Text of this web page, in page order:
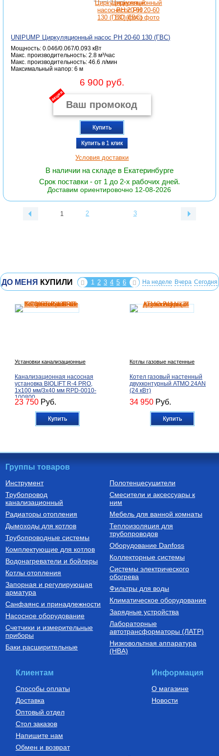
UNIPUMP Циркуляционный насос PH 20-60 130 (ГВС)
Мощность: 0.046/0.067/0.093 кВт
Макс. производительность: 2.8 м³/час
Макc. производительность: 46.6 л/мин
Максимальный напор: 6 м
6 900 руб.
акция
Купить
Купить в 1 клик
Условия доставки
В наличии на складе в Екатеринбурге
Срок поставки - от 1 до 2-х рабочих дней.
Доставим ориентировочно 12-08-2026
1 2 3
ДО МЕНЯ КУПИЛИ 1 2 3 4 5 6 На неделе Вчера Сегодня
Установки канализационные
Канализационная насосная
установка BIOLIFT R-4 PRO,
1х100 мм/3х40 мм RPD-0010-
100800
23 750 Руб.
Купить
Котлы газовые настенные
Котел газовый настенный
двухконтурный ATMO 24AN
(24 кВт)
34 950 Руб.
Купить
Автоматика для насосов
2200 Вт FIL-10 2,2 кВт
(инвертор) с датчиком
9 750Руб.
Купить
Котлы газовые настенные
Котел газовый настенный
двухконтурный CARES X 24
CF, арт. 3300888
60 510Руб.
Установки канализационные
Установка канализационная
SANIVORT 405 М (боковой
14 390Руб.
Купить
Бойлеры (водонагреватели
косвенного нагрева)
Водонагреватель (бойлер)
61 380Руб.
Купить
Группы товаров
Инструмент
Трубопровод
канализационный
Радиаторы отопления
Дымоходы для котлов
Трубопроводные системы
Комплектующие для котлов
Водонагреватели и бойлеры
Котлы отопления
Запорная и регулирующая
арматура
Санфаянс и принадлежности
Насосное оборудование
Счетчики и измерительные
приборы
Баки расширительные
Полотенцесушители
Смесители и аксессуары к
ним
Мебель для ванной комнаты
Теплоизоляция для
трубопроводов
Оборудование Danfoss
Коллекторные системы
Системы электрического
обогрева
Фильтры для воды
Климатическое оборудование
Зарядные устройства
Лабораторные
автотрансформаторы (ЛАТР)
Низковольтная аппаратура
(НВА)
Клиентам
Способы оплаты
Доставка
Оптовый отдел
Стол заказов
Напишите нам
Обмен и возврат
Информация
О магазине
Новости